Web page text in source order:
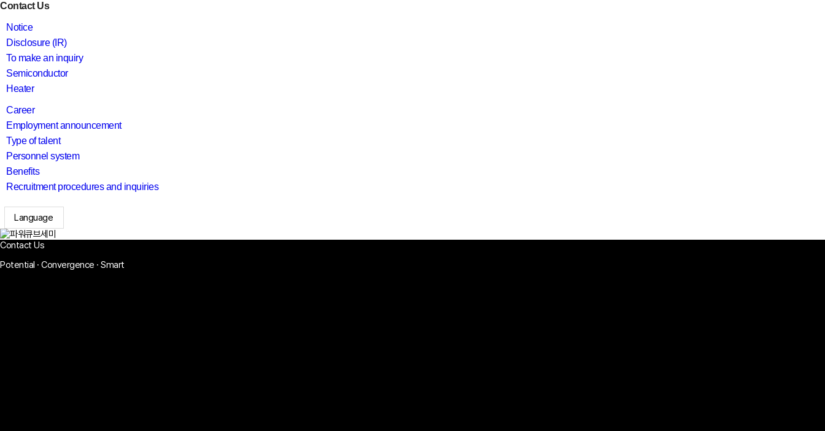
Contact Us
Notice
Disclosure (IR)
To make an inquiry
Semiconductor
Heater
Career
Employment announcement
Type of talent
Personnel system
Benefits
Recruitment procedures and inquiries
Language
search
Contact Us
Potential · Convergence · Smart